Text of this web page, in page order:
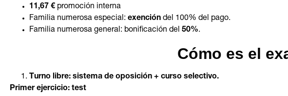
11,67 € promoción interna
Familia numerosa especial: exención del 100% del pago.
Familia numerosa general: bonificación del 50%.
Cómo es el
Turno libre: sistema de oposición + curso selectivo.
Primer ejercicio: test